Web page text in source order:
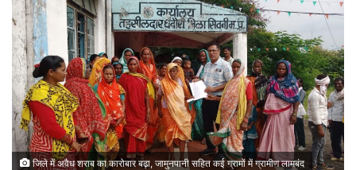
जिले में अवैध शराब का कारोबार बढ़ा, जामुनपानी सहित कई ग्रामों में ग्रामीण लामबंद